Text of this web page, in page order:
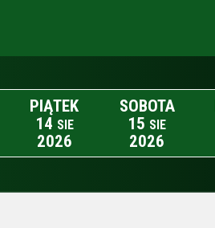
PIĄTEK
14 SIE
2026
SOBOTA
15 SIE
2026